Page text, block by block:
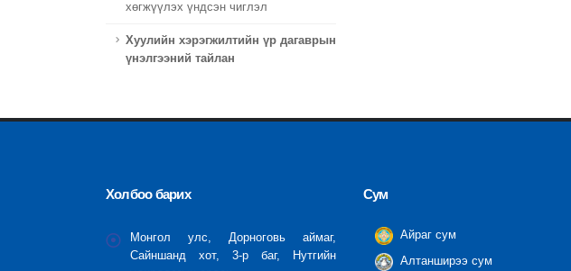
хөгжүүлэх үндсэн чиглэл
Хуулийн хэрэгжилтийн үр дагаврын
үнэлгээний тайлан
Холбоо барих
Монгол улс, Дорноговь аймаг,
Сайншанд хот, 3-р баг, Нутгийн
Сум
Айраг сум
Алтанширээ сум